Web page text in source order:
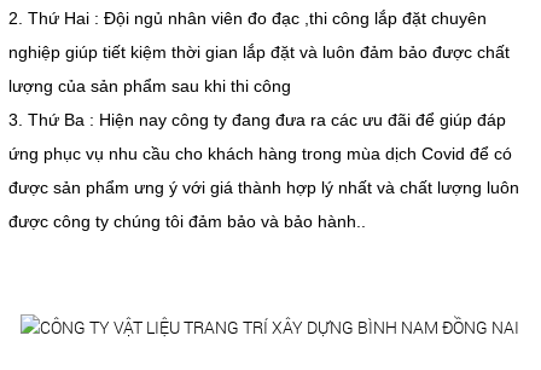
2. Thứ Hai : Đội ngủ nhân viên đo đạc ,thi công lắp đặt chuyên
nghiệp giúp tiết kiệm thời gian lắp đặt và luôn đảm bảo được chất
lượng của sản phẩm sau khi thi công
3. Thứ Ba : Hiện nay công ty đang đưa ra các ưu đãi để giúp đáp
ứng phục vụ nhu cầu cho khách hàng trong mùa dịch Covid để có
được sản phẩm ưng ý với giá thành hợp lý nhất và chất lượng luôn
được công ty chúng tôi đảm bảo và bảo hành..